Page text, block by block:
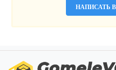
НАПИСАТЬ В